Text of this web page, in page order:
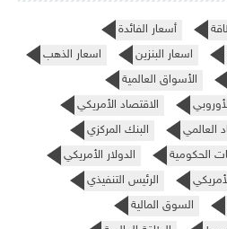
أسعار الفائدة
اسعار البنزين
اسعار الذهب
الأسواق العالمية
الاقتصاد الأمريكي
العالمي
البنك المركزي
الحكومية
الدولار الأمريكي
الرئيس التنفيذي
السوق المالية